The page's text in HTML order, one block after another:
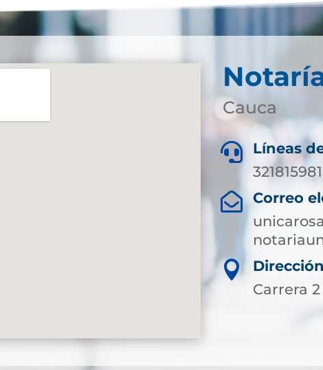
Cauca

Líneas
 Correo

Carrera